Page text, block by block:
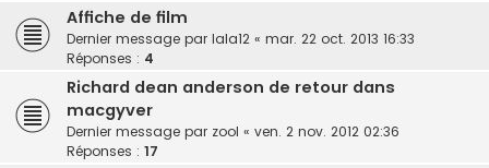
Affiche de film
Dernier message par lala12 « mar. 22 oct. 2013 16:33
Réponses : 4
Richard dean anderson de retour dans
macgyver
Dernier message par zool « ven. 2 nov. 2012 02:36
Réponses : 17